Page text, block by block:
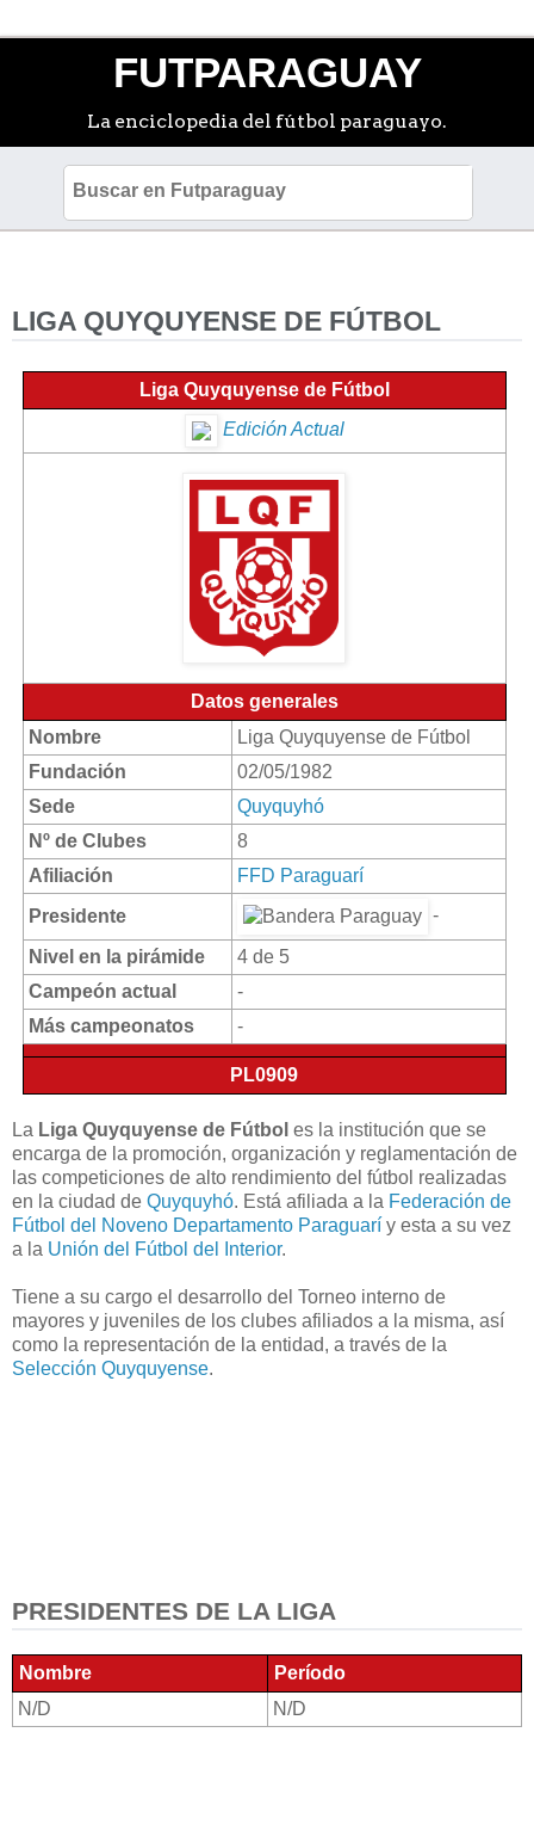
FUTPARAGUAY
La enciclopedia del fútbol paraguayo.
LIGA QUYQUYENSE DE FÚTBOL
Liga Quyquyense de Fútbol
Edición Actual
Datos generales
Nombre
Liga Quyquyense de Fútbol
Fundación
02/05/1982
Sede
Quyquyhó
Nº de Clubes
8
Afiliación
FFD Paraguarí
Presidente
-
Nivel en la pirámide
4 de 5
Campeón actual
-
Más campeonatos
-
PL0909
La Liga Quyquyense de Fútbol es la institución que se
encarga de la promoción, organización y reglamentación de
las competiciones de alto rendimiento del fútbol realizadas
en la ciudad de Quyquyhó. Está afiliada a la Federación de
Fútbol del Noveno Departamento Paraguarí y esta a su vez
a la Unión del Fútbol del Interior.
Tiene a su cargo el desarrollo del Torneo interno de
mayores y juveniles de los clubes afiliados a la misma, así
como la representación de la entidad, a través de la
Selección Quyquyense.
PRESIDENTES DE LA LIGA
Nombre
Período
N/D
N/D